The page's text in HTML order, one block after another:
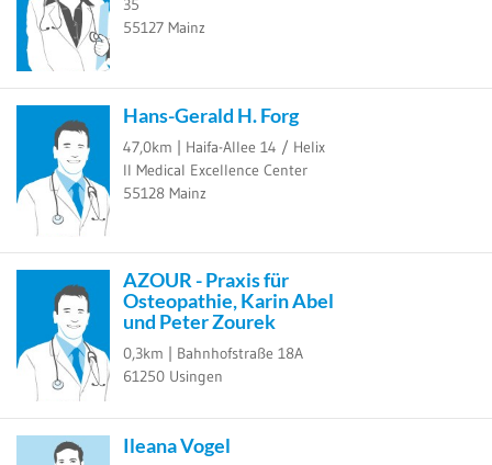
35
55127 Mainz
Hans-Gerald H. Forg
47,0km | Haifa-Allee 14 / Helix
II Medical Excellence Center
55128 Mainz
AZOUR - Praxis für
Osteopathie, Karin Abel
und Peter Zourek
0,3km | Bahnhofstraße 18A
61250 Usingen
Ileana Vogel